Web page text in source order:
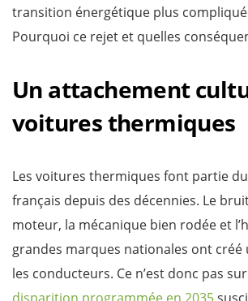
transition énergétique plus
Pourquoi ce rejet et quelles
Un attachement
voitures thermiques
Les voitures thermiques font partie
français depuis des décennies. Le
moteur, la mécanique bien rodée et
grandes marques nationales ont créé
les conducteurs. Ce n’est donc pas